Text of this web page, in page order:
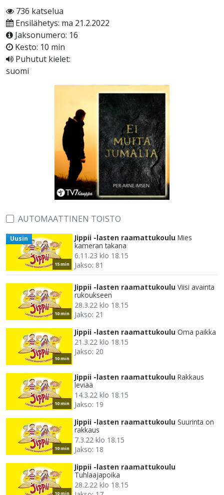
736 katselua
Ensilähetys: ma 21.2.2022
Jaksonumero: 16
Kesto: 10 min
Puhutut kielet:
suomi
AUTOMAATTINEN TOISTO
15 min
Uusin Jippii -lasten raamattukoulu Mies
kameran takana
6.11.23 klo 18.15
Jakso: 81
10 min
Jippii -lasten raamattukoulu Viisi avainta
rukoukseen
28.3.22 klo 18.15
Jakso: 21
10 min
Jippii -lasten raamattukoulu Oma paikka
21.3.22 klo 18.15
Jakso: 20
10 min
Jippii -lasten raamattukoulu Rakkaus
leviää
14.3.22 klo 18.15
Jakso: 19
10 min
Jippii -lasten raamattukoulu Suurinta on
rakkaus
7.3.22 klo 18.15
Jakso: 18
10 min
Jippii -lasten raamattukoulu
Tuhlaajapoika
28.2.22 klo 18.15